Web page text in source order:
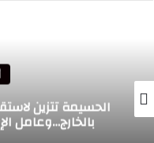
إعلان عن ميلاد
يدعو إلى